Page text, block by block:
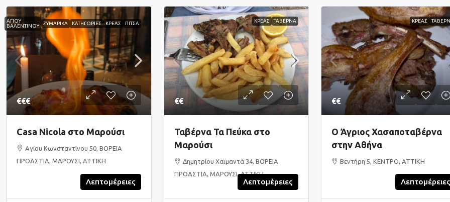
ΑΓΙΟΥ
ΒΑΛΕΝΤΙΝΟΥ
ΖΥΜΑΡΙΚΑ ΚΑΤΗΓΟΡΙΕΣ ΚΡΕΑΣ ΠΙΤΣΑ
€€€
Casa Nicola στο Μαρούσι
Αγίου Κωνσταντίνου 50, ΒΟΡΕΙΑ
ΠΡΟΑΣΤΙΑ, ΜΑΡΟΥΣΙ, ΑΤΤΙΚΗ
Λεπτομέρειες
ΚΡΕΑΣ ΤΑΒΕΡΝΑ
€€
Ταβέρνα Τα Πεύκα στο
Μαρούσι
Δημητρίου Χαϊμαντά 34, ΒΟΡΕΙΑ
ΠΡΟΑΣΤΙΑ, ΜΑΡΟΥΣΙ, ΑΤΤΙΚΗ
Λεπτομέρειες
ΚΡΕΑΣ
€€
O Άγριος Χασαποταβέρνα
στην Αθήνα
Βεντήρη 5, ΚΕΝΤΡΟ, ΑΤΤΙΚΗ
Λεπτομέρειες